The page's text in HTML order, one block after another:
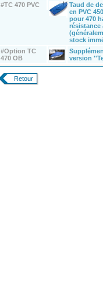
#TC 470 PVC
Taud de
en PVC
pour 470
résistance
stock
#Option TC
470 OB
version
Retour